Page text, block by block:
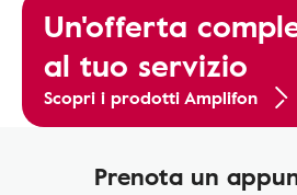
Un'offerta
al tuo servizio
Scopri i prodotti Amplifon
Prenota un